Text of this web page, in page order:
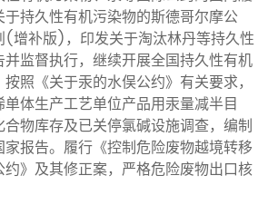
持久性有机污染物的斯德哥尔摩公
(增补版)，印发关于淘汰林丹等持久性
监督执行，继续开展全国持久性有机
照《关于汞的水俣公约》有关要求，
体生产工艺单位产品用汞量减半目
物库存及已关停氯碱设施调查，编制
报告。履行《控制危险废物越境转移
》及其修正案，严格危险废物出口核